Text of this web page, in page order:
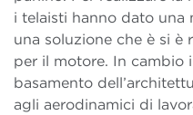
i telaisti hanno dato una
una soluzione che è si
per il motore. In cambio
basamento
agli aerodinamici di